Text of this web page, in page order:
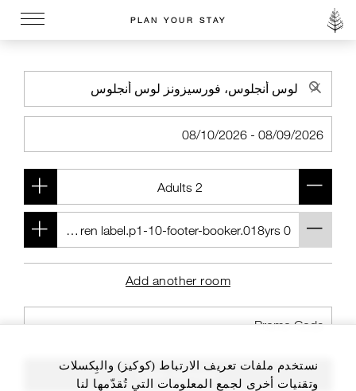
PLAN YOUR STAY
Add another room
FIND ROOMS
نستخدم ملفات تعريف الارتباط (كوكيز) والبِكسلات
وتقنيات أخرى لجمع المعلومات التي تُقدّمها لنا